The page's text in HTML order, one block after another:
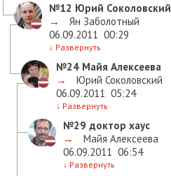
№12 Юрий Соколовский
→
Ян Заболотный
06.09.2011 00:29
↓ Развернуть
№24 Майя Алексеева
→
Юрий Соколовский
06.09.2011 05:24
↓ Развернуть
№29 доктор хаус
→
Майя Алексеева
06.09.2011 06:54
↓ Развернуть